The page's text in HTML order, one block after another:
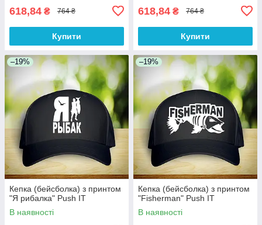
618,84 ₴ 764 ₴
Купити
618,84 ₴ 764 ₴
Купити
–19%
Кепка (бейсболка) з принтом
"Я рибалка" Push IT
В наявності
–19%
Кепка (бейсболка) з принтом
"Fisherman" Push IT
В наявності